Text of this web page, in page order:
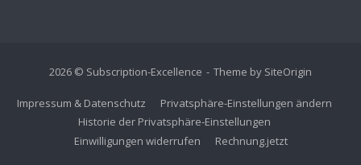
2026 © Subscription-Excellence Theme by SiteOrigin
Impressum & Datenschutz
Privatsphäre-Einstellungen ändern
Historie der Privatsphäre-Einstellungen
Einwilligungen widerrufen
Rechnung.jetzt